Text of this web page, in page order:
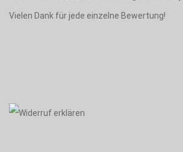
Vielen Dank für jede einzelne Bewertung!